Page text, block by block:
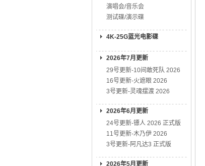
演唱会/音乐会
测试碟/演示碟
4K-25G蓝光电影碟
2026年7月更新
29号更新-10间敢死队 2026
16号更新-火遮眼 2026
3号更新-灵魂摆渡 2026
2026年6月更新
24号更新-镖人 2026 正式版
11号更新-木乃伊 2026
3号更新-阿凡达3 正式版
2026年5月更新